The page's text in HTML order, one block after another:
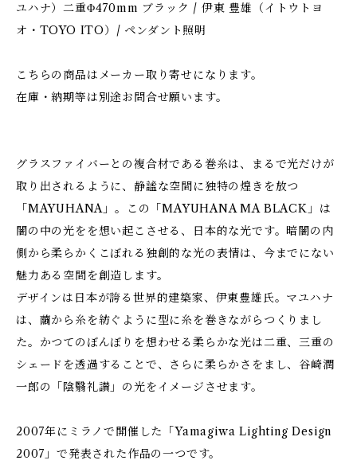
ユハナ）二重Φ470mm ブラック / 伊東 豊雄（イトウトヨ
オ・TOYO ITO）/ ペンダント照明
こちらの商品はメーカー取り寄せになります。
在庫・納期等は別途お問合せ願います。
グラスファイバーとの複合材である巻糸は、まるで光だけが
取り出されるように、静謐な空間に独特の煌きを放つ
「MAYUHANA」。この「MAYUHANA MA BLACK」は
闇の中の光をを想い起こさせる、日本的な光です。暗闇の内
側から柔らかくこぼれる独創的な光の表情は、今までにない
魅力ある空間を創造します。
デザインは日本が誇る世界的建築家、伊東豊雄氏。マユハナ
は、繭から糸を紡ぐように型に糸を巻きながらつくりまし
た。かつてのぼんぼりを想わせる柔らかな光は二重、三重の
シェードを透過することで、さらに柔らかさをまし、谷崎潤
一郎の「陰翳礼讃」の光をイメージさせます。
2007年にミラノで開催した「Yamagiwa Lighting Design
2007」で発表された作品の一つです。